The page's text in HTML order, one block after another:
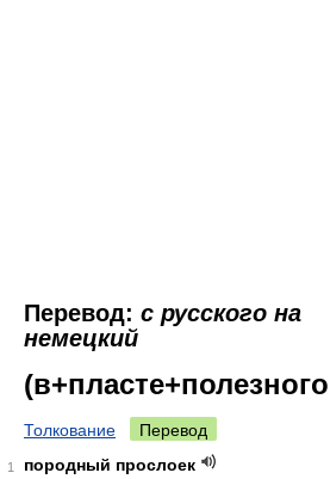
Перевод: с русского на
немецкий
Толкование Перевод
1
породный прослоек